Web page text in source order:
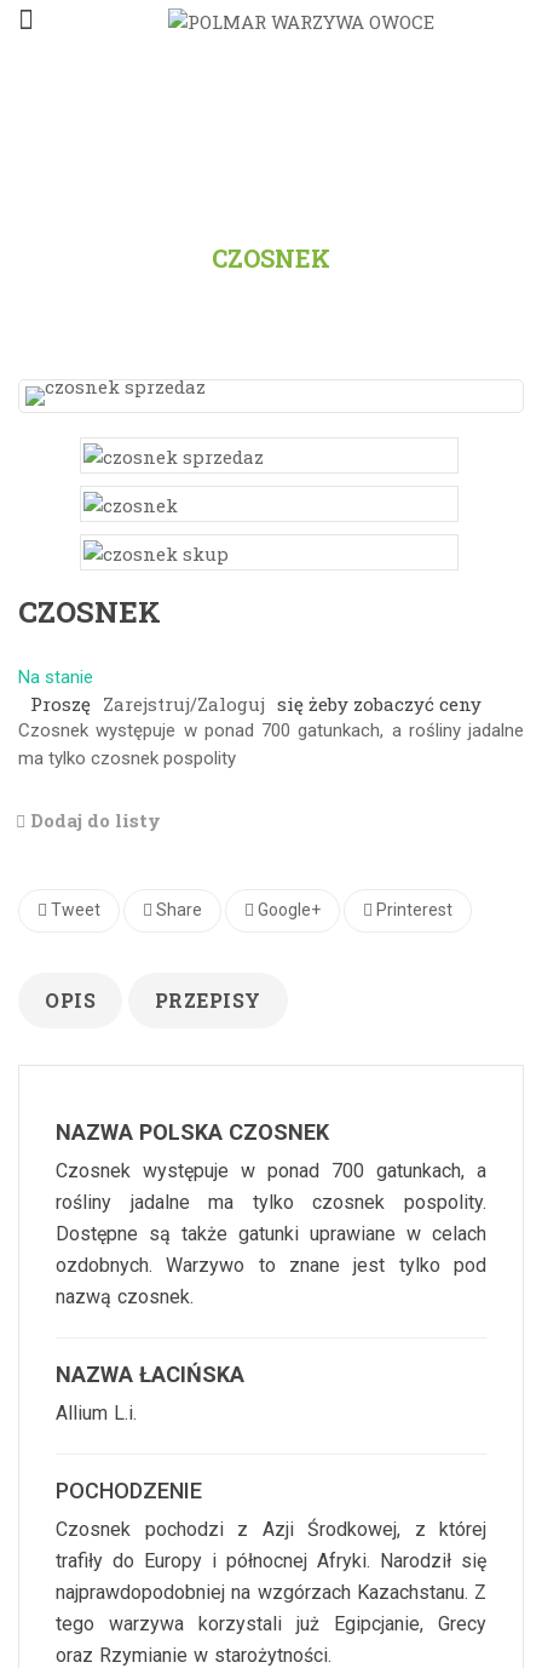
CZOSNEK
CZOSNEK
Na stanie
Proszę Zarejstruj/Zaloguj się żeby zobaczyć ceny
Czosnek występuje w ponad 700 gatunkach, a rośliny jadalne
ma tylko czosnek pospolity
Dodaj do listy
Tweet Share Google+ Printerest
OPIS PRZEPISY
NAZWA POLSKA CZOSNEK
Czosnek występuje w ponad 700 gatunkach, a
rośliny jadalne ma tylko czosnek pospolity.
Dostępne są także gatunki uprawiane w celach
ozdobnych. Warzywo to znane jest tylko pod
nazwą czosnek.
NAZWA ŁACIŃSKA
Allium L.i.
POCHODZENIE
Czosnek pochodzi z Azji Środkowej, z której
trafiły do Europy i północnej Afryki. Narodził się
najprawdopodobniej na wzgórzach Kazachstanu. Z
tego warzywa korzystali już Egipcjanie, Grecy
oraz Rzymianie w starożytności.